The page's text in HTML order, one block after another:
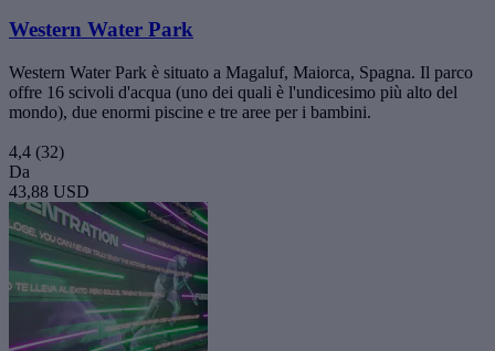
Western Water Park
Western Water Park è situato a Magaluf, Maiorca, Spagna. Il parco
offre 16 scivoli d'acqua (uno dei quali è l'undicesimo più alto del
mondo), due enormi piscine e tre aree per i bambini.
4,4 (32)
Da
43,88 USD